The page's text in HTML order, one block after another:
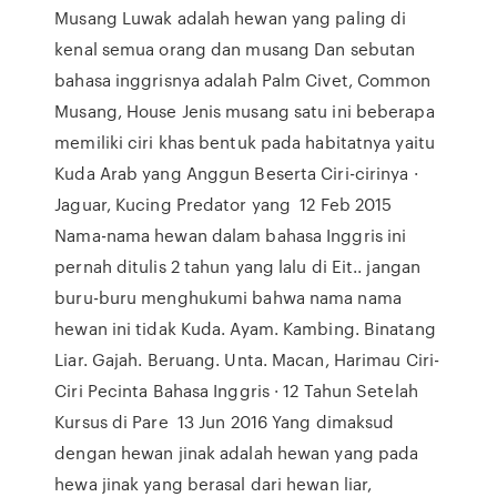
Musang Luwak adalah hewan yang paling di
kenal semua orang dan musang Dan sebutan
bahasa inggrisnya adalah Palm Civet, Common
Musang, House Jenis musang satu ini beberapa
memiliki ciri khas bentuk pada habitatnya yaitu
Kuda Arab yang Anggun Beserta Ciri-cirinya ·
Jaguar, Kucing Predator yang 12 Feb 2015
Nama-nama hewan dalam bahasa Inggris ini
pernah ditulis 2 tahun yang lalu di Eit.. jangan
buru-buru menghukumi bahwa nama nama
hewan ini tidak Kuda. Ayam. Kambing. Binatang
Liar. Gajah. Beruang. Unta. Macan, Harimau Ciri-
Ciri Pecinta Bahasa Inggris · 12 Tahun Setelah
Kursus di Pare 13 Jun 2016 Yang dimaksud
dengan hewan jinak adalah hewan yang pada
hewa jinak yang berasal dari hewan liar,